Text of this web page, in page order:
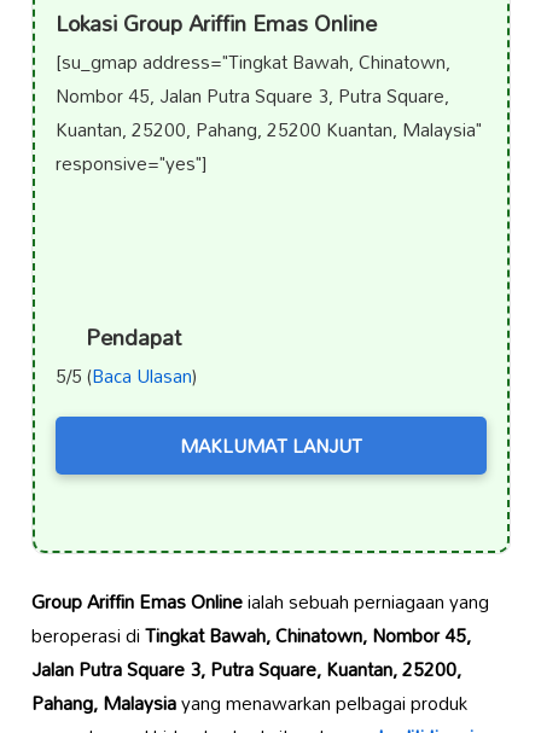
Lokasi Group Ariffin Emas Online
[su_gmap address="Tingkat Bawah, Chinatown,
Nombor 45, Jalan Putra Square 3, Putra Square,
Kuantan, 25200, Pahang, 25200 Kuantan, Malaysia"
responsive="yes"]
Pendapat
5/5 (Baca Ulasan)
MAKLUMAT LANJUT
Group Ariffin Emas Onlineialah sebuah perniagaan yang
beroperasi diTingkat Bawah, Chinatown, Nombor 45,
Jalan Putra Square 3, Putra Square, Kuantan, 25200,
Pahang, Malaysiayang menawarkan pelbagai produk